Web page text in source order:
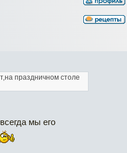
праздничном столе
мы его